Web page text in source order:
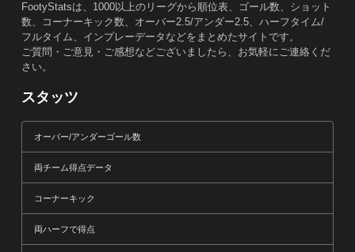
FootyStatsは、1000以上のリーグから順位表、ゴール数、ショット
数、コーナーキック数、オーバー2.5/アンダー2.5、ハーフタイム/
フルタイム、インプレーデータなどをまとめたサイトです。
ご質問・ご意見・ご感想などございましたら、お気軽にご連絡くだ
さい。
スタッツ
オーバー/アンダーゴール数
両チーム得点データ
コーナーキック
両ハーフで得点